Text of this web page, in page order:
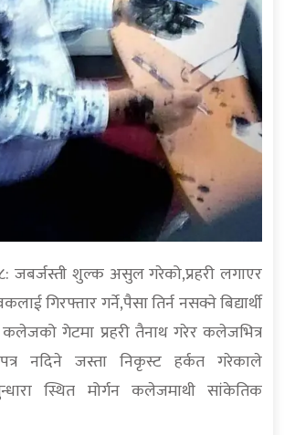
जबर्जस्ती शुल्क असुल गरेको,प्रहरी लगाएर
गिरफ्तार गर्ने,पैसा तिर्न नसक्ने बिद्यार्थी
गेटमा प्रहरी तैनाथ गरेर कलेजभित्र
नदिने जस्ता निकृस्ट हर्कत गरेकाले
स्थित मोर्गन कलेजमाथी सांकेतिक